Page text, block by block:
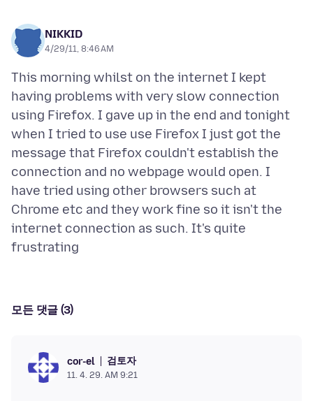
NIKKID
4/29/11, 8:46 AM
This morning whilst on the internet I kept
having problems with very slow connection
using Firefox. I gave up in the end and tonight
when I tried to use use Firefox I just got the
message that Firefox couldn't establish the
connection and no webpage would open. I
have tried using other browsers such at
Chrome etc and they work fine so it isn't the
internet connection as such. It's quite
모든 댓글 (3)
cor-el 검토자
11. 4. 29. AM 9:21